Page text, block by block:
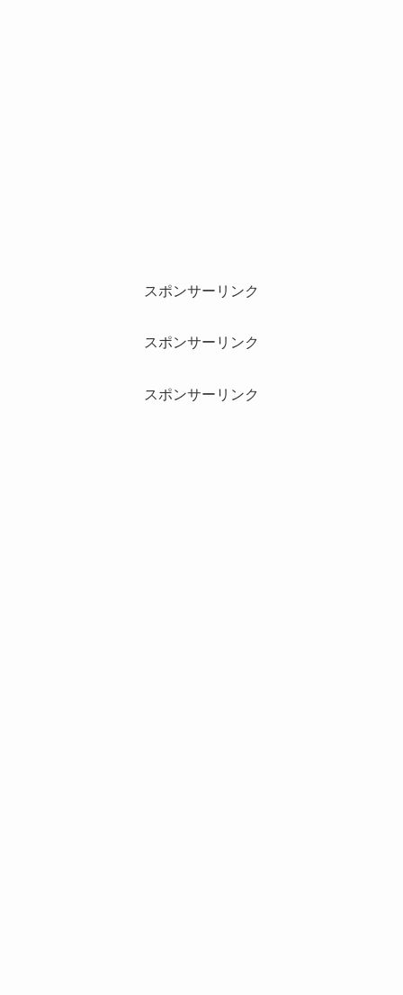
スポンサーリンク
スポンサーリンク
スポンサーリンク